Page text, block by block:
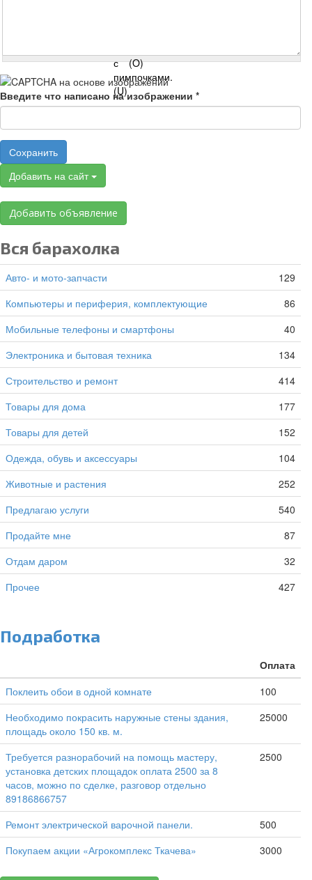
Введите что написано на изображении *
Сохранить
Добавить на сайт
Добавить объявление
Вся барахолка
Авто- и мото-запчасти
129
Компьютеры и периферия, комплектующие
86
Мобильные телефоны и смартфоны
40
Электроника и бытовая техника
134
Строительство и ремонт
414
Товары для дома
177
Товары для детей
152
Одежда, обувь и аксессуары
104
Животные и растения
252
Предлагаю услуги
540
Продайте мне
87
Отдам даром
32
Прочее
427
Подработка
Оплата
Поклеить обои в одной комнате
100
Необходимо покрасить наружные стены здания,
площадь около 150 кв. м.
25000
Требуется разнорабочий на помощь мастеру,
установка детских площадок оплата 2500 за 8
часов, можно по сделке, разговор отдельно
89186866757
2500
Ремонт электрической варочной панели.
500
Покупаем акции «Агрокомплекс Ткачева»
3000